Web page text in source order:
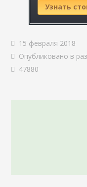
Узнать
15 февраля 2018
Опубликовано в
47880